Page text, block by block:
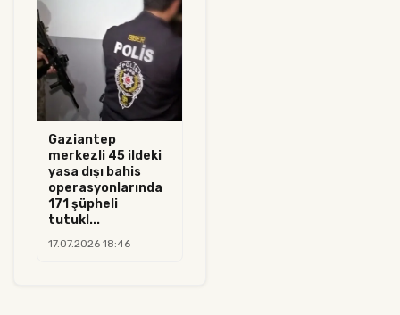
Gaziantep
merkezli 45 ildeki
yasa dışı bahis
operasyonlarında
171 şüpheli
tutukl...
17.07.2026 18:46